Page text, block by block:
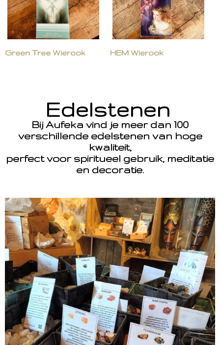
Green Tree Wierook HEM Wierook
Edelstenen
Bij Aufeka vind je meer dan 100
verschillende edelstenen van hoge
kwaliteit,
perfect voor spiritueel gebruik, meditatie
en decoratie.